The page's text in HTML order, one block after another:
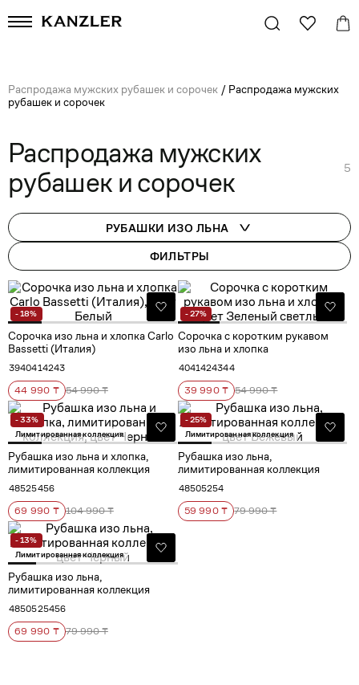
Распродажа мужских рубашек и сорочек / Распродажа мужских
рубашек и сорочек
Распродажа мужских
рубашек и сорочек
5
РУБАШКИ ИЗО ЛЬНА
ФИЛЬТРЫ
- 18%
Сорочка изо льна и хлопка Carlo
Bassetti (Италия)
3940414243
44 990 ₸ 54 990 ₸
- 27%
Сорочка с коротким рукавом
изо льна и хлопка
4041424344
39 990 ₸ 54 990 ₸
- 33%
Лимитированная коллекция
Рубашка изо льна и хлопка,
лимитированная коллекция
48525456
69 990 ₸ 104 990 ₸
- 25%
Лимитированная коллекция
Рубашка изо льна,
лимитированная коллекция
48505254
59 990 ₸ 79 990 ₸
- 13%
Лимитированная коллекция
Рубашка изо льна,
лимитированная коллекция
4850525456
69 990 ₸ 79 990 ₸